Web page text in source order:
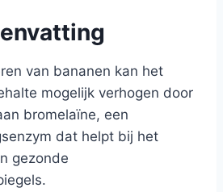
van bananen kan het
mogelijk verhogen door
bromelaïne, een
dat helpt bij het
gezonde